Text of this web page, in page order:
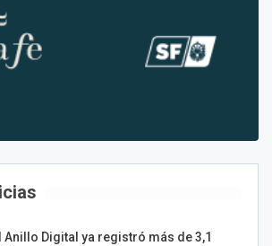
Anillo Digital ya registró más de 3,1